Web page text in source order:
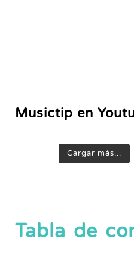
Musictip en
Cargar más...
Tabla de